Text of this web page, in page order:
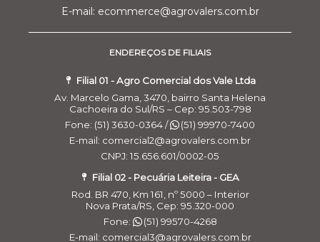
E-mail: ecommerce@agrovalers.com.br
ENDEREÇOS DE FILIAIS
Filial 01 - Agro Comercial dos Vale Ltda
Av. Marcelo Gama, 3470, bairro Santa Helena
Cachoeira do Sul/RS – Cep: 95.503-798
Fone: (51) 3630-0364 /
(51) 99970-7400
E-mail: comercial2@agrovalers.com.br
CNPJ: 15.656.601/0002-05
Filial 02 - Pecuária Leiteira - GEA
Rod. BR 470, Km 161, nº 5000 – Interior
Nova Prata/RS, Cep: 95.320-000
Fone:
(51) 99570-4268
E-mail: comercial3@agrovalers.com.br